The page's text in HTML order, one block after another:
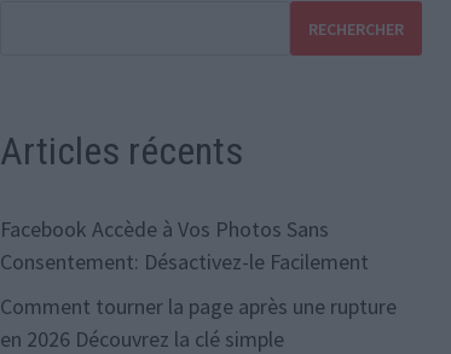
RECHERCHER
Articles récents
Facebook Accède à Vos Photos Sans
Consentement: Désactivez-le Facilement
Comment tourner la page après une rupture
en 2026 Découvrez la clé simple